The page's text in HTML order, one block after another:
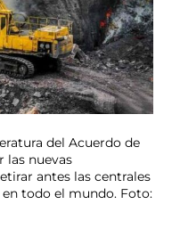
del Acuerdo de
las nuevas
antes las centrales
todo el mundo. Foto: